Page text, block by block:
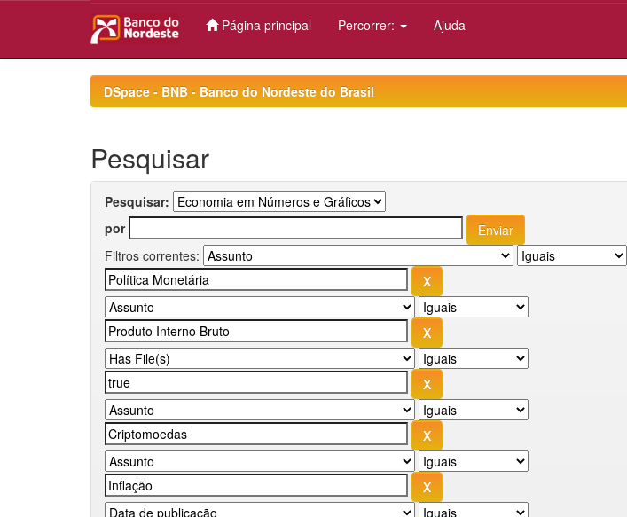
Página principal Percorrer: Ajuda
DSpace - BNB - Banco do Nordeste do Brasil
Pesquisar
Pesquisar:
por
Filtros correntes: